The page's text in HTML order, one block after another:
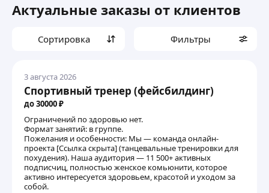
Актуальные заказы от клиентов
3 августа 2026
Спортивный тренер (фейсбилдинг)
до 30000 ₽
Ограничений по здоровью нет.
Формат занятий: в группе.
Пожелания и особенности: Мы — команда онлайн-
проекта [Ссылка скрыта] (танцевальные тренировки для
похудения). Наша аудитория — 11 500+ активных
подписчиц, полностью женское комьюнити, которое
активно интересуется здоровьем, красотой и уходом за
собой.
Сортировка Фильтры